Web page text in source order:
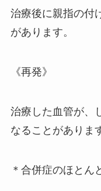
治療後に親指の付
があります。
《再発》
治療した血管が、
なることがありま
＊合併症のほとん